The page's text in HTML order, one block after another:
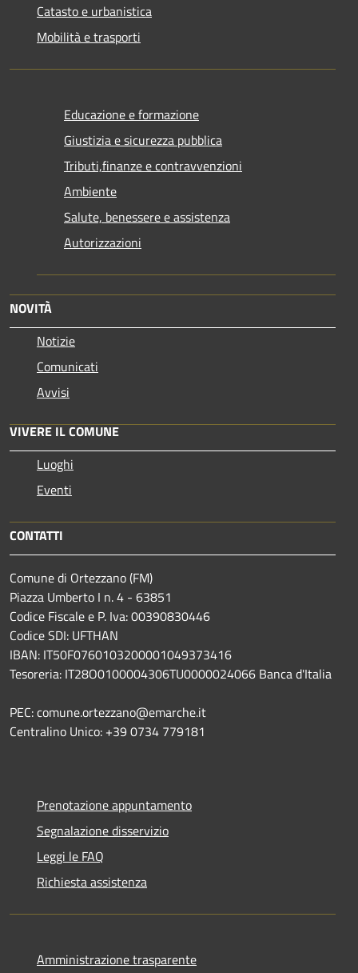
Catasto e urbanistica
Mobilità e trasporti
Educazione e formazione
Giustizia e sicurezza pubblica
Tributi,finanze e contravvenzioni
Ambiente
Salute, benessere e assistenza
Autorizzazioni
NOVITÀ
Notizie
Comunicati
Avvisi
VIVERE IL COMUNE
Luoghi
Eventi
CONTATTI
Comune di Ortezzano (FM)
Piazza Umberto I n. 4 - 63851
Codice Fiscale e P. Iva: 00390830446
Codice SDI: UFTHAN
IBAN: IT50F0760103200001049373416
Tesoreria: IT28O0100004306TU0000024066 Banca d'Italia
PEC: comune.ortezzano@emarche.it
Centralino Unico: +39 0734 779181
Prenotazione appuntamento
Segnalazione disservizio
Leggi le FAQ
Richiesta assistenza
Amministrazione trasparente